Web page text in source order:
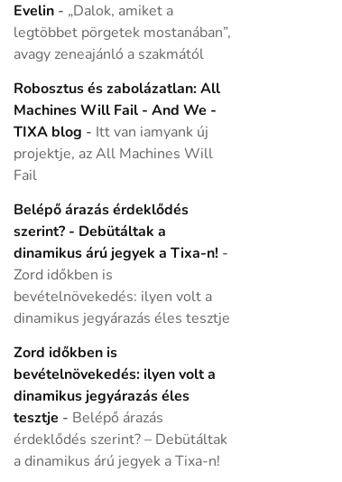
Evelin- „Dalok, amiket a
legtöbbet pörgetek mostanában”,
avagy zeneajánló a szakmától
Robosztus és zabolázatlan: All
Machines Will Fail - And We -
TIXA blog - Itt van iamyank új
projektje, az All Machines Will
Fail
Belépő árazás érdeklődés
szerint? - Debütáltak a
dinamikus árú jegyek a Tixa-n! -
Zord időkben is
bevételnövekedés: ilyen volt a
dinamikus jegyárazás éles tesztje
Zord időkben is
bevételnövekedés: ilyen volt a
dinamikus jegyárazás éles
tesztje - Belépő árazás
érdeklődés szerint? – Debütáltak
a dinamikus árú jegyek a Tixa-n!